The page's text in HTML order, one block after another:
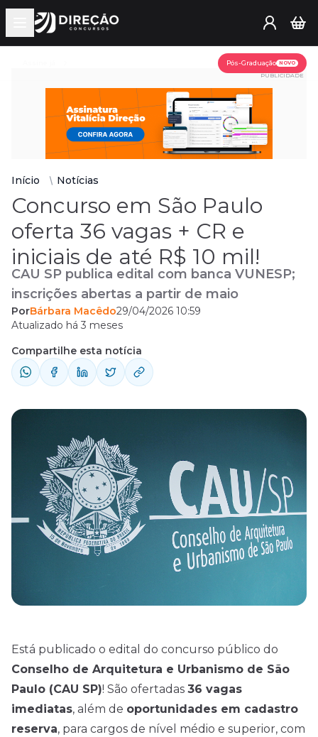
Open main menu
Pós-Graduação NOVO
PUBLICIDADE
Início Notícias
Concurso em São Paulo
oferta 36 vagas + CR e
iniciais de até R$ 10 mil!
CAU SP publica edital com banca VUNESP;
inscrições abertas a partir de maio
PorBárbara Macêdo29/04/2026 10:59
Atualizado há 3 meses
Compartilhe esta notícia
Está publicado o edital do concurso público do
Conselho de Arquitetura e Urbanismo de São
Paulo (CAU SP)! São ofertadas 36 vagas
imediatas, além de oportunidades em cadastro
reserva, para cargos de nível médio e superior, com